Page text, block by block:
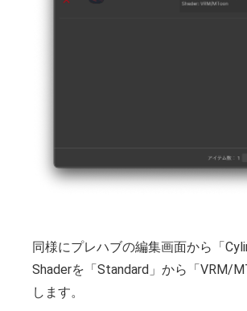
同様にプレハブの編集画面から「
Shaderを「Standard」から「VRM/
します。